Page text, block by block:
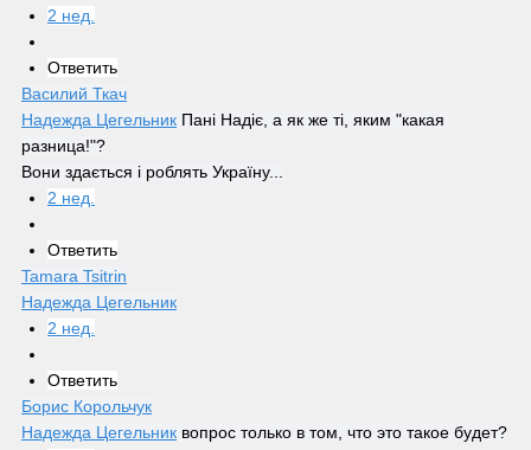
2 нед.
Ответить
Василий Ткач
Надежда Цегельник Пані Надіє, а як же ті, яким "какая
разница!"?
Вони здається і роблять Україну...
2 нед.
Ответить
Tamara Tsitrin
Надежда Цегельник
2 нед.
Ответить
Борис Корольчук
Надежда Цегельник вопрос только в том, что это такое будет?